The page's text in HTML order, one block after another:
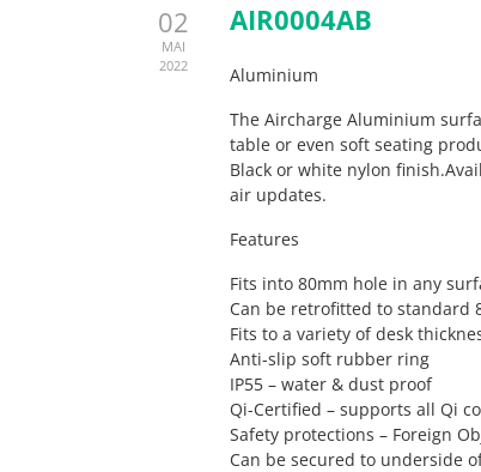
02
MAI
2022
AIR0004AB
Aluminium
The Aircharge Aluminium
table or even soft seating
Black or white nylon
air updates.
Features
Fits into 80mm hole in any
Can be retrofitted to standard
Fits to a variety of desk
Anti-slip soft rubber ring
IP55 – water & dust proof
Qi-Certified – supports all Qi
Safety protections – Foreign
Can be secured to underside